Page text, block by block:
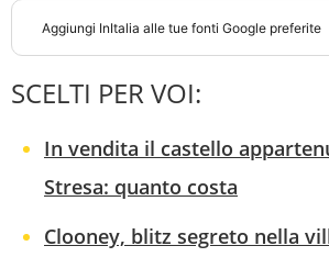
Aggiungi InItalia alle tue fonti Google preferite
SCELTI PER VOI:
In vendita il castello
Stresa: quanto costa
Clooney, blitz segreto nella